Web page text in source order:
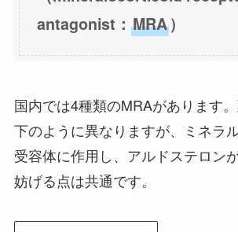
antagonist：MRA）
国内では4種類のMRAがあります
下のように異なりますが、ミネラ
受容体に作用し、アルドステロン
妨げる点は共通です。